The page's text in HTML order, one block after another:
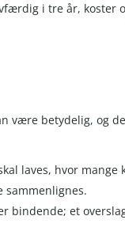
i tre år, koster
være betydelig, og
laves, hvor
sammenlignes.
bindende; et